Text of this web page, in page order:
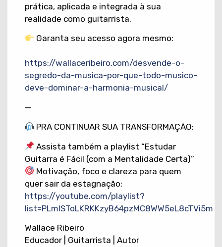
prática, aplicada e integrada à sua
realidade como guitarrista.
Garanta seu acesso agora mesmo:
https://wallaceribeiro.com/desvende-o-
segredo-da-musica-por-que-todo-musico-
deve-dominar-a-harmonia-musical/
—
PRA CONTINUAR SUA TRANSFORMAÇÃO:
Assista também a playlist “Estudar
Guitarra é Fácil (com a Mentalidade Certa)”
Motivação, foco e clareza para quem
quer sair da estagnação:
https://youtube.com/playlist?
list=PLmISToLKRKKzyB64pzMC8WW5eL8cTVi5m
Wallace Ribeiro
Educador | Guitarrista | Autor